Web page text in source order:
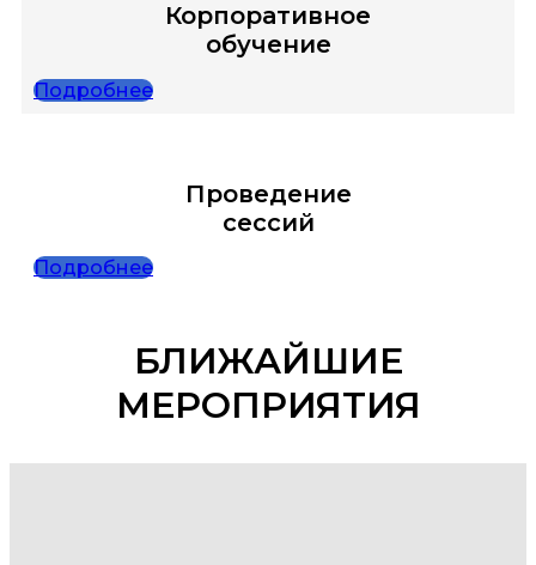
Корпоративное
обучение
Подробнее
Проведение
сессий
Подробнее
БЛИЖАЙШИЕ
МЕРОПРИЯТИЯ